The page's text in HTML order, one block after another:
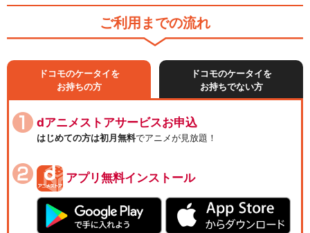
ご利用までの流れ
ドコモのケータイを
お持ちの方
ドコモのケータイを
お持ちでない方
dアニメストアサービスお申込
はじめての方は初月無料でアニメが見放題！
アプリ無料インストール